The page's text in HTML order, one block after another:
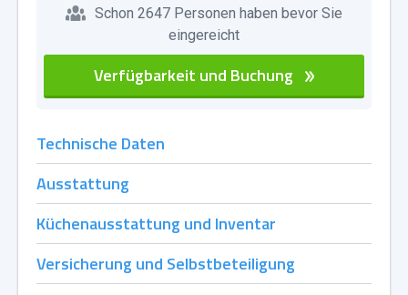
Schon 2647 Personen haben bevor Sie
eingereicht
Verfügbarkeit und Buchung
Technische Daten
Ausstattung
Küchenausstattung und Inventar
Versicherung und Selbstbeteiligung